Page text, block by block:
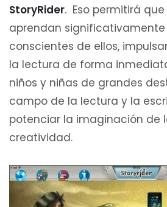
StoryRider. Eso permitirá que
aprendan significativamente
conscientes de ellos,
la lectura de forma
niños y niñas de grandes
campo de la lectura y la
potenciar la imaginación de
creatividad.